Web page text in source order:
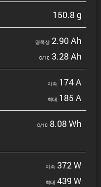
150.8 g
명목상 2.90 Ah
C/10 3.28 Ah
지속 174 A
최대 185 A
C/10 8.08 Wh
지속 372 W
최대 439 W